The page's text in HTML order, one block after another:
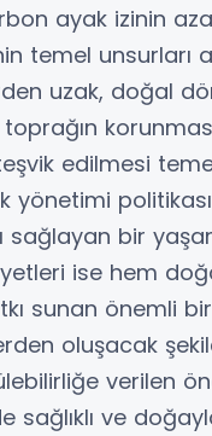
ayak izinin
temel unsurları
uzak, doğal
edilmesi
yönetimi
sağlayan bir
ise hem
sunan önemli
oluşacak
verilen
sağlıklı ve